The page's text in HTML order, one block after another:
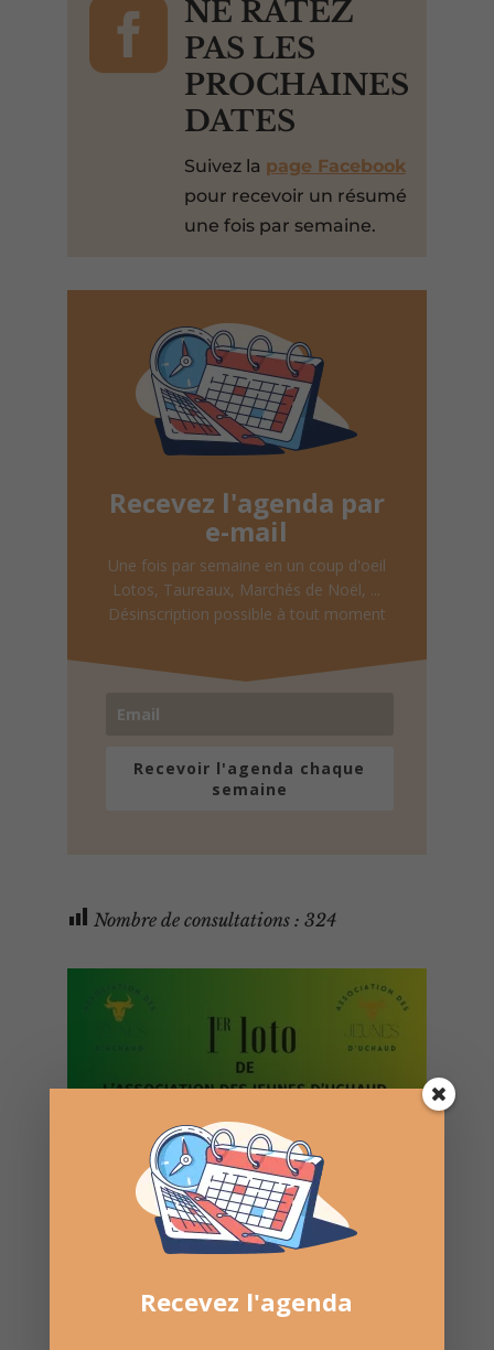

NE RATEZ
PAS LES
PROCHAINES
DATES
Suivez la page Facebook
pour recevoir un résumé
une fois par semaine.
Recevez l'agenda par
e-mail
Une fois par semaine en un coup d'oeil
Lotos, Taureaux, Marchés de Noël, ...
Désinscription possible à tout moment
Recevoir l'agenda chaque
semaine
Nombre de consultations : 324
Recevez l'agenda